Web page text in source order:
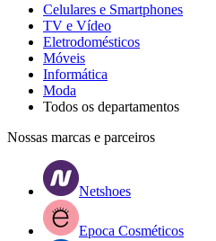
Celulares e Smartphones
TV e Vídeo
Eletrodomésticos
Móveis
Informática
Moda
Todos os departamentos
Nossas marcas e parceiros
Netshoes
Epoca Cosméticos